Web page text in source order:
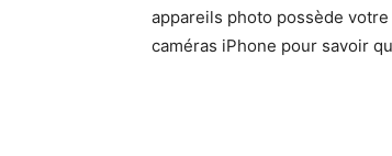
appareils photo possède
caméras iPhone pour savoir